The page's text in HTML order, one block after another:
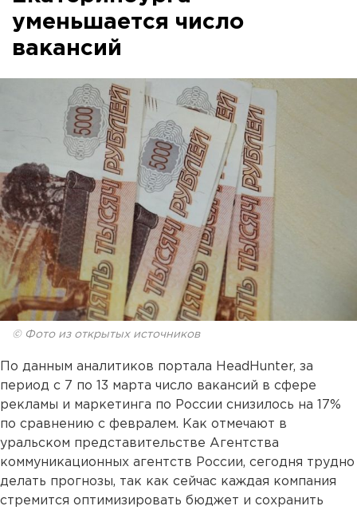
уменьшается число
вакансий
© Фото из открытых источников
По данным аналитиков портала HeadHunter, за
период с 7 по 13 марта число вакансий в сфере
рекламы и маркетинга по России снизилось на 17%
по сравнению с февралем. Как отмечают в
уральском представительстве Агентства
коммуникационных агентств России, сегодня трудно
делать прогнозы, так как сейчас каждая компания
стремится оптимизировать бюджет и сохранить